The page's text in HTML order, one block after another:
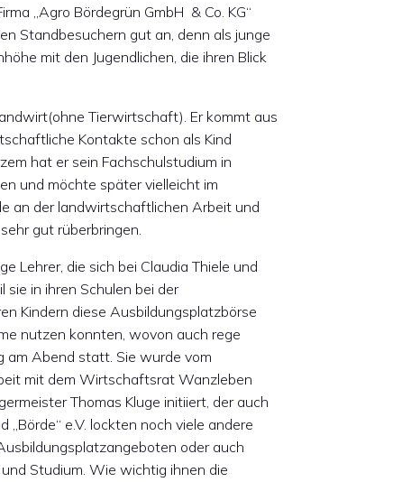
„Agro Bördegrün GmbH & Co. KG“
Standbesuchern gut an, denn als junge
mit den Jugendlichen, die ihren Blick
Tierwirtschaft). Er kommt aus
Kontakte schon als Kind
hat er sein Fachschulstudium in
und möchte später vielleicht im
an der landwirtschaftlichen Arbeit und
gut rüberbringen.
Lehrer, die sich bei Claudia Thiele und
in ihren Schulen bei der
Kindern diese Ausbildungsplatzbörse
nutzen konnten, wovon auch rege
am Abend statt. Sie wurde vom
mit dem Wirtschaftsrat Wanzleben
Thomas Kluge initiiert, der auch
e.V. lockten noch viele andere
oder auch
Studium. Wie wichtig ihnen die